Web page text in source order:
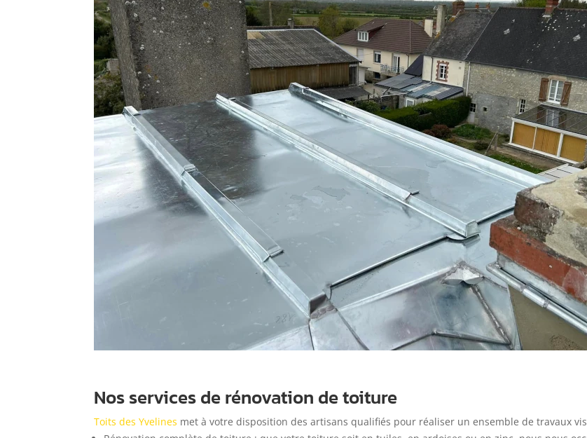
Nos services de rénovation de toiture
Toits des Yvelines met à votre disposition des artisans qualifiés pour réaliser un ensemble de travaux